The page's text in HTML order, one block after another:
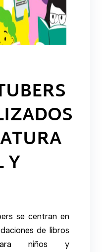
Y
se centran en
de libros
niños y